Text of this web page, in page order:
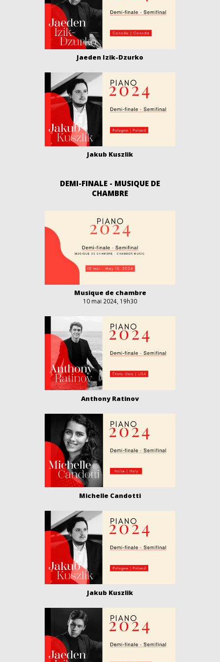
Jaeden Izik-Dzurko
Jakub Kuszlik
DEMI-FINALE - MUSIQUE DE
CHAMBRE
Musique de chambre
10 mai 2024, 19h30
Anthony Ratinov
Michelle Candotti
Jakub Kuszlik